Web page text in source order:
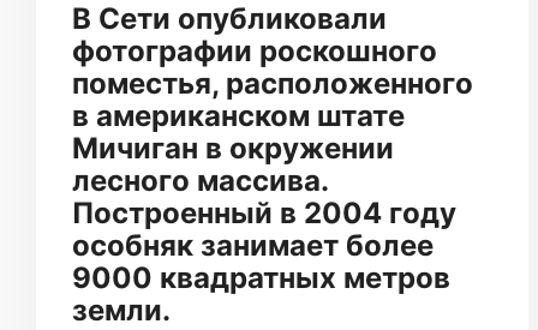
В Сети опубликовали
фотографии роскошного
поместья, расположенного
в американском штате
Мичиган в окружении
лесного массива.
Построенный в 2004 году
особняк занимает более
9000 квадратных метров
земли.